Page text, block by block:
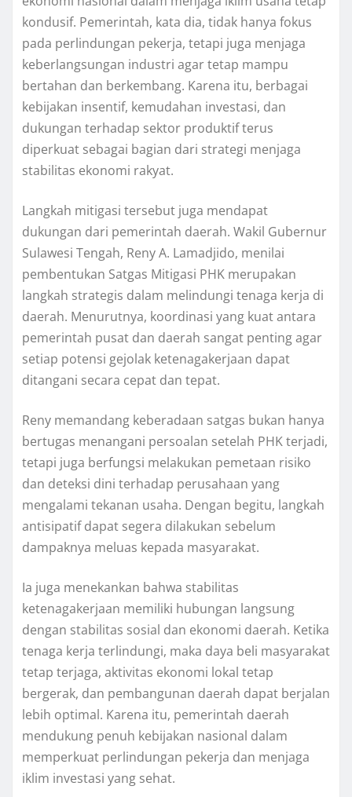
kondusif. Pemerintah, kata dia, tidak hanya fokus
pada perlindungan pekerja, tetapi juga menjaga
keberlangsungan industri agar tetap mampu
bertahan dan berkembang. Karena itu, berbagai
kebijakan insentif, kemudahan investasi, dan
dukungan terhadap sektor produktif terus
diperkuat sebagai bagian dari strategi menjaga
stabilitas ekonomi rakyat.
Langkah mitigasi tersebut juga mendapat
dukungan dari pemerintah daerah. Wakil Gubernur
Sulawesi Tengah, Reny A. Lamadjido, menilai
pembentukan Satgas Mitigasi PHK merupakan
langkah strategis dalam melindungi tenaga kerja di
daerah. Menurutnya, koordinasi yang kuat antara
pemerintah pusat dan daerah sangat penting agar
setiap potensi gejolak ketenagakerjaan dapat
ditangani secara cepat dan tepat.
Reny memandang keberadaan satgas bukan hanya
bertugas menangani persoalan setelah PHK terjadi,
tetapi juga berfungsi melakukan pemetaan risiko
dan deteksi dini terhadap perusahaan yang
mengalami tekanan usaha. Dengan begitu, langkah
antisipatif dapat segera dilakukan sebelum
dampaknya meluas kepada masyarakat.
Ia juga menekankan bahwa stabilitas
ketenagakerjaan memiliki hubungan langsung
dengan stabilitas sosial dan ekonomi daerah. Ketika
tenaga kerja terlindungi, maka daya beli masyarakat
tetap terjaga, aktivitas ekonomi lokal tetap
bergerak, dan pembangunan daerah dapat berjalan
lebih optimal. Karena itu, pemerintah daerah
mendukung penuh kebijakan nasional dalam
memperkuat perlindungan pekerja dan menjaga
iklim investasi yang sehat.